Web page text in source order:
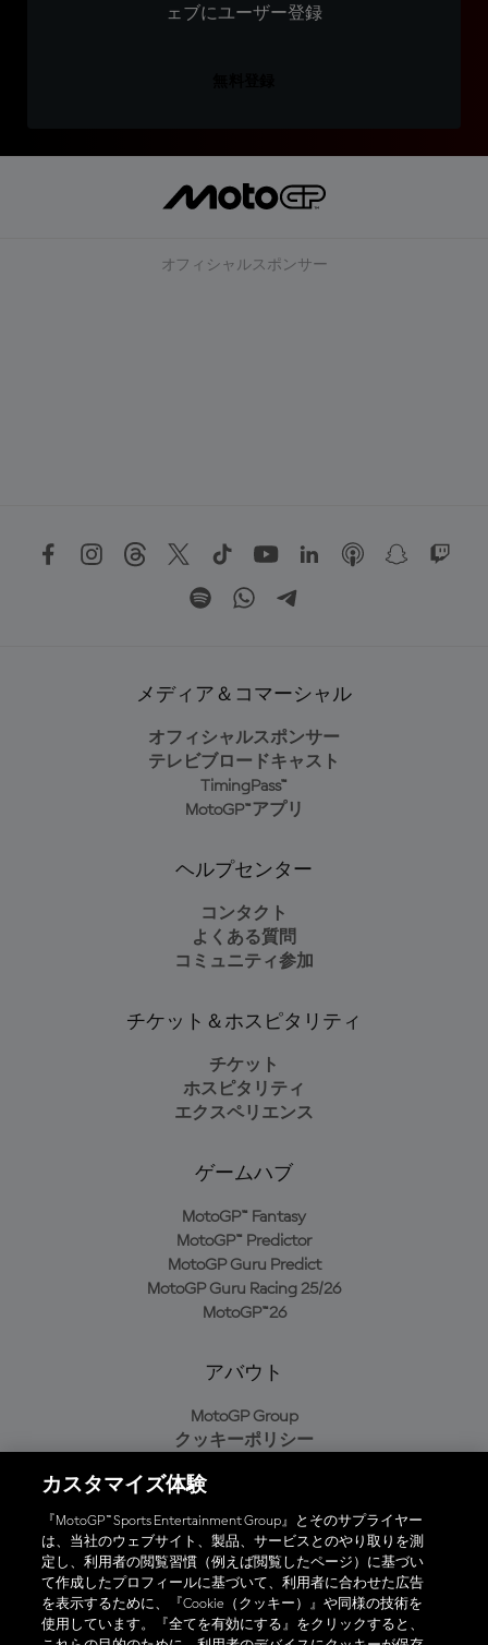
ェブにユーザー登録
オフィシャルスポンサー
メディア＆コマーシャル
オフィシャルスポンサー
テレビブロードキャスト
TimingPass™
MotoGP™アプリ
ヘルプセンター
コンタクト
よくある質問
コミュニティ参加
チケット＆ホスピタリティ
チケット
ホスピタリティ
エクスペリエンス
ゲームハブ
MotoGP™ Fantasy
MotoGP™ Predictor
MotoGP Guru Predict
MotoGP Guru Racing 25/26
MotoGP™26
アバウト
MotoGP Group
クッキーポリシー
プライバシーポリシー
購入ポリシー
オフィシャルアプリ
カスタマイズ体験
『MotoGP™ Sports Entertainment Group』とそのサプライヤー
は、当社のウェブサイト、製品、サービスとのやり取りを測
定し、利用者の閲覧習慣（例えば閲覧したページ）に基づい
て作成したプロフィールに基づいて、利用者に合わせた広告
を表示するために、『Cookie（クッキー）』や同様の技術を
使用しています。『全てを有効にする』をクリックすると、